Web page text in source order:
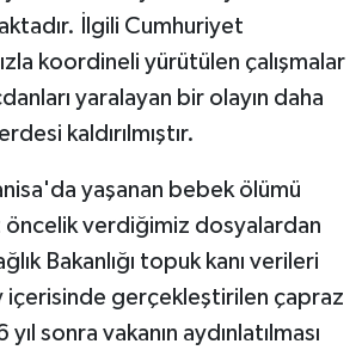
İlgili Cumhuriyet
koordineli yürütülen çalışmalar
yaralayan bir olayın daha
kaldırılmıştır.
yaşanan bebek ölümü
öncelik verdiğimiz dosyalardan
Bakanlığı topuk kanı verileri
içerisinde gerçekleştirilen çapraz
sonra vakanın aydınlatılması